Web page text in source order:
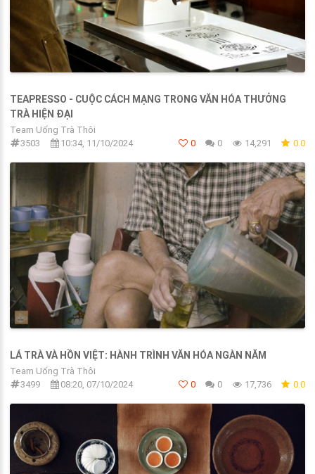
TEAPRESSO - CUỘC CÁCH MẠNG TRONG VĂN HÓA THƯỞNG
TRÀ HIỆN ĐẠI
Team Uống Trà Thôi
3503
10:34, 11/10/2024 0 0 14,291 0.0
LÁ TRÀ VÀ HỒN VIỆT: HÀNH TRÌNH VĂN HÓA NGÀN NĂM
Team Uống Trà Thôi
3499
08:20, 07/10/2024 0 0 17,736 0.0